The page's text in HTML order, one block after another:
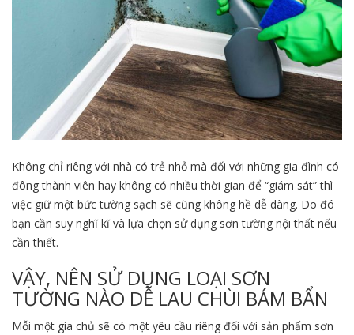
Không chỉ riêng với nhà có trẻ nhỏ mà đối với những gia đình có
đông thành viên hay không có nhiều thời gian để “giám sát” thì
việc giữ một bức tường sạch sẽ cũng không hề dễ dàng. Do đó
bạn cần suy nghĩ kĩ và lựa chọn sử dụng sơn tường nội thất nếu
cần thiết.
VẬY, NÊN SỬ DỤNG LOẠI SƠN
TƯỜNG NÀO DỄ LAU CHÙI BÁM BẨN
Mỗi một gia chủ sẽ có một yêu cầu riêng đối với sản phẩm sơn